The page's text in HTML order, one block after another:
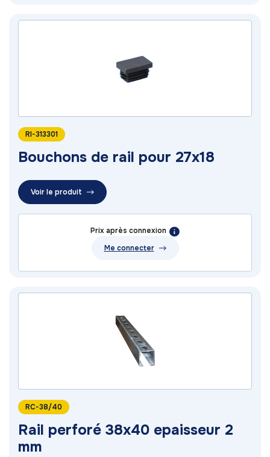
RI-313301
Bouchons de rail pour 27x18
Voir le produit
Prix après connexion
Me connecter
RC-38/40
Rail perforé 38x40 epaisseur 2
mm